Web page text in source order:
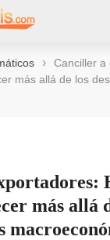
›
Canciller a
más allá de los
más allá